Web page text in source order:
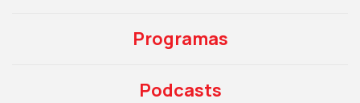
Programas
Podcasts